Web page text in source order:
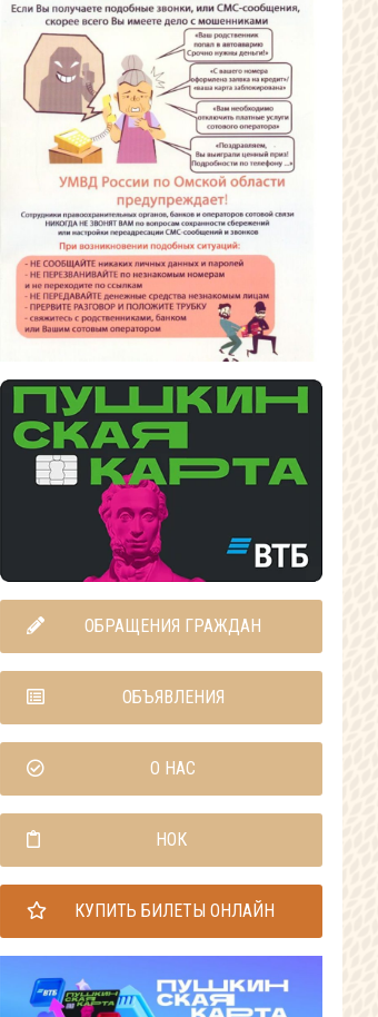
ОБРАЩЕНИЯ ГРАЖДАН
ОБЪЯВЛЕНИЯ
О НАС
НОК
КУПИТЬ БИЛЕТЫ ОНЛАЙН